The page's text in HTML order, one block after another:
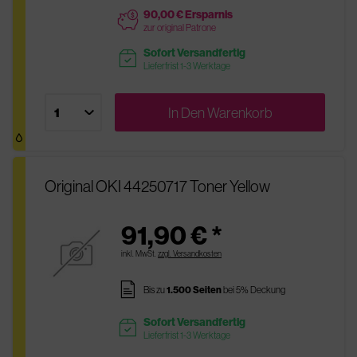
price 90,00 € Ersparnis
zur original Patrone
readytoship Sofort Versandfertig
Lieferfrist 1-3 Werktage
In DenWarenkorb
Original OKI 44250717 Toner Yellow
91,90 € *
inkl. MwSt. zzgl. Versandkosten
pages Bis zu1.500 Seitenbei 5% Deckung
readytoship Sofort Versandfertig
Lieferfrist 1-3 Werktage